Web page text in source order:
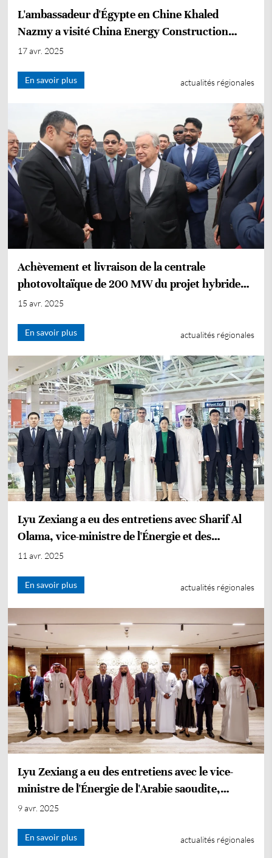
L'ambassadeur d'Égypte en Chine Khaled
Nazmy a visité China Energy Construction
International Group
17 avr. 2025
En savoir plus actualités régionales
Achèvement et livraison de la centrale
photovoltaïque de 200 MW du projet hybride
de stockage solaire de Tachkent, phase 1, en
15 avr. 2025
En savoir plus actualités régionales
Lyu Zexiang a eu des entretiens avec Sharif Al
Olama, vice-ministre de l'Énergie et des
Infrastructures des Émirats arabes unis
11 avr. 2025
En savoir plus actualités régionales
Lyu Zexiang a eu des entretiens avec le vice-
ministre de l'Énergie de l'Arabie saoudite,
Nasser Al-Qahtani
9 avr. 2025
En savoir plus actualités régionales